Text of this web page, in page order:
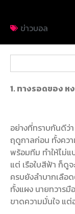
ข่าวบอล
1. ทางรอดของ ห
อย่างที่ทราบกันดีว่
ฤดูกาลก่อน ทั้งคว
พร้อมทีม ทำให้ไม่แ
แต่ เรือใบสีฟ้า ก็ดู
ครบยังลำบากเลือ
ทั้งแผง นายทวาร
ขาดความมั่นใจ แต่